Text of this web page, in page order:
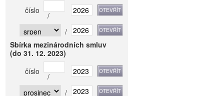
číslo
/
/
Sbírka mezinárodních smluv
(do 31. 12. 2023)
číslo
/
/